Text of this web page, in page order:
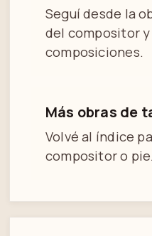
Seguí desde la
del compositor y
composiciones.
Más obras de
Volvé al índice
compositor o